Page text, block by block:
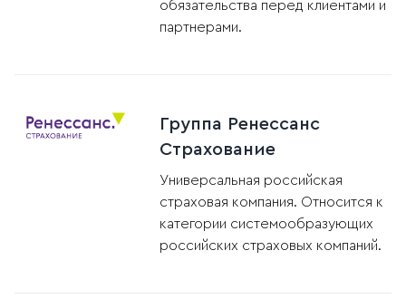
обязательства перед клиентами и
партнерами.
Группа Ренессанс
Страхование
Универсальная российская
страховая компания. Относится к
категории системообразующих
российских страховых компаний.